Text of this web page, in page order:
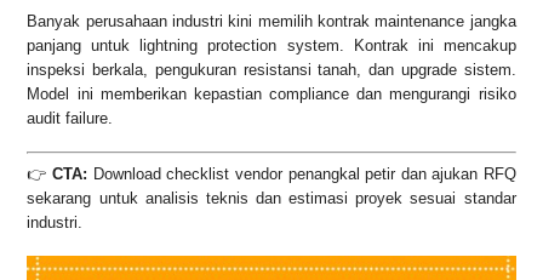
Banyak perusahaan industri kini memilih kontrak maintenance jangka
panjang untuk lightning protection system. Kontrak ini mencakup
inspeksi berkala, pengukuran resistansi tanah, dan upgrade sistem.
Model ini memberikan kepastian compliance dan mengurangi risiko
audit failure.
👉CTA: Download checklist vendor penangkal petir dan ajukan RFQ
sekarang untuk analisis teknis dan estimasi proyek sesuai standar
industri.